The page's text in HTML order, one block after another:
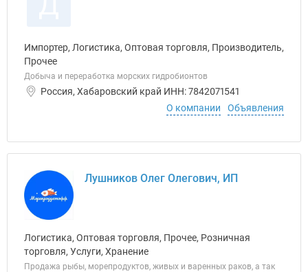
Импортер, Логистика, Оптовая торговля, Производитель,
Прочее
Добыча и переработка морских гидробионтов
Россия, Хабаровский край ИНН: 7842071541
О компании
Объявления
Лушников Олег Олегович, ИП
Логистика, Оптовая торговля, Прочее, Розничная
торговля, Услуги, Хранение
Продажа рыбы, морепродуктов, живых и варенных раков, а так